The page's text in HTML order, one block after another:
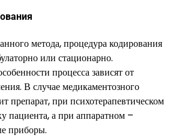
метода, процедура кодирования
или стационарно.
процесса зависят от
В случае медикаментозного
препарат, при психотерапевтическом
пациента, а при аппаратном –
приборы.